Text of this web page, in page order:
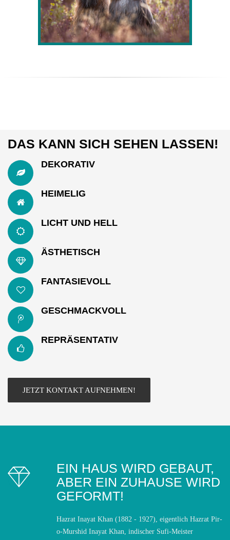
DAS KANN SICH SEHEN LASSEN!
DEKORATIV
HEIMELIG
LICHT UND HELL
ÄSTHETISCH
FANTASIEVOLL
GESCHMACKVOLL
REPRÄSENTATIV
JETZT KONTAKT AUFNEHMEN!
EIN HAUS WIRD GEBAUT,
ABER EIN ZUHAUSE WIRD
GEFORMT!
Hazrat Inayat Khan (1882 - 1927), eigentlich Hazrat Pir-
o-Murshid Inayat Khan, indischer Sufi-Meister